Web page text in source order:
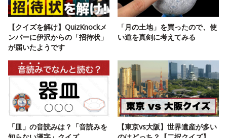
【クイズを解け】QuizKnockメ
ンバーに伊沢からの「招待状」
が届いたようです
「月の土地」を買ったので、使
い道を真剣に考えてみる
「皿」の音読みは？「音読みを
【東京vs大阪】世界遺産が多い